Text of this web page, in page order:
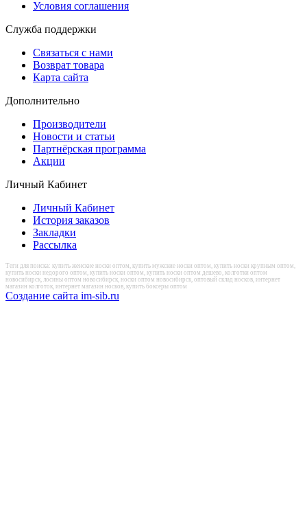
Условия соглашения
Служба поддержки
Связаться с нами
Возврат товара
Карта сайта
Дополнительно
Производители
Новости и статьи
Партнёрская программа
Акции
Личный Кабинет
Личный Кабинет
История заказов
Закладки
Рассылка
Теги для поиска: купить женские носки оптом, купить мужские носки оптом, купить носки крупным оптом,
купить носки недорого оптом, купить носки оптом, купить носки оптом дешево, колготки оптом
новосибирск, лосины оптом новосибирск, носки оптом новосибирск, оптовый склад носков, интернет
магазин колготок, интернет магазин носков, купить боксеры оптом
Создание сайта im-sib.ru